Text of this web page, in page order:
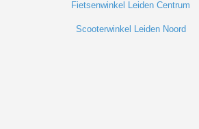
Fietsenwinkel Leiden Centrum
Scooterwinkel Leiden Noord